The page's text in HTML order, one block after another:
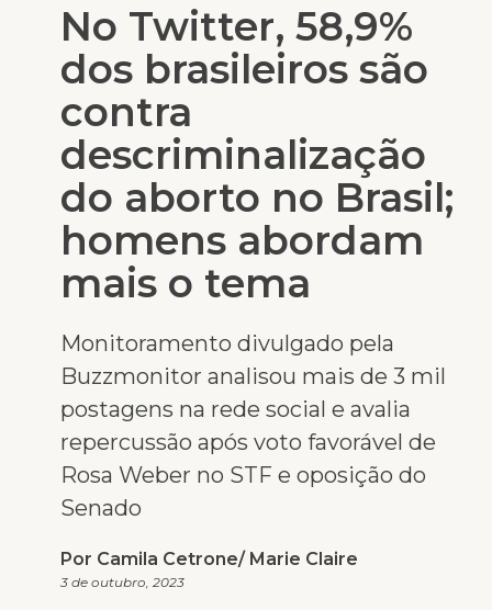
No Twitter, 58,9%
dos brasileiros são
contra
descriminalização
do aborto no Brasil;
homens abordam
mais o tema
Monitoramento divulgado pela
Buzzmonitor analisou mais de 3 mil
postagens na rede social e avalia
repercussão após voto favorável de
Rosa Weber no STF e oposição do
Senado
Por Camila Cetrone/ Marie Claire
3 de outubro, 2023